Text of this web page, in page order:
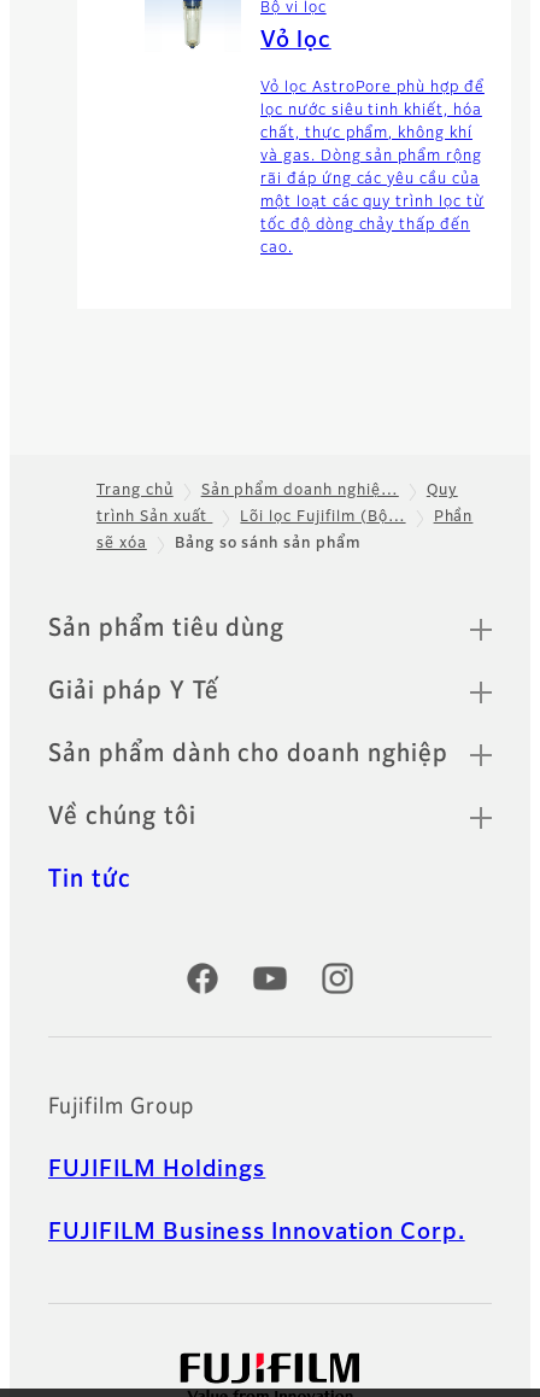
Bộ vi lọc
Vỏ lọc
Vỏ lọc AstroPore phù hợp để
lọc nước siêu tinh khiết, hóa
chất, thực phẩm, không khí
và gas. Dòng sản phẩm rộng
rãi đáp ứng các yêu cầu của
một loạt các quy trình lọc từ
tốc độ dòng chảy thấp đến
cao.
Footer
Trang chủ Sản phẩm doanh nghiệ…
Quy
trình Sản xuất
Lõi lọc Fujifilm (Bộ…
Phần
sẽ xóa
Bảng so sánh sản phẩm
Quick Links
Sản phẩm tiêu dùng
Giải pháp Y Tế
Sản phẩm dành cho doanh nghiệp
Về chúng tôi
Tin tức
Official Social Media Accounts
Fujifilm Group
FUJIFILM Holdings
FUJIFILM Business Innovation Corp.